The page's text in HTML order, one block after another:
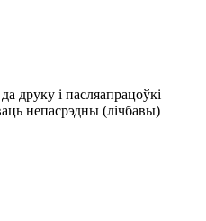
друку і пасляапрацоўкі
непасрэдны (лічбавы)